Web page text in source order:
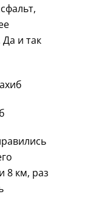
и так
8 км, раз